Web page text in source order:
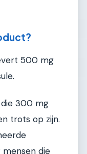
500 mg
die 300 mg
trots op zijn.
mensen die